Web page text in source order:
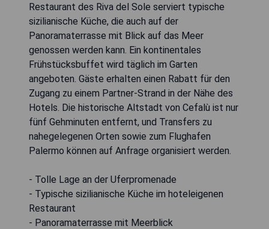
Restaurant des Riva del Sole serviert typische
sizilianische Küche, die auch auf der
Panoramaterrasse mit Blick auf das Meer
genossen werden kann. Ein kontinentales
Frühstücksbuffet wird täglich im Garten
angeboten. Gäste erhalten einen Rabatt für den
Zugang zu einem Partner-Strand in der Nähe des
Hotels. Die historische Altstadt von Cefalù ist nur
fünf Gehminuten entfernt, und Transfers zu
nahegelegenen Orten sowie zum Flughafen
Palermo können auf Anfrage organisiert werden.
- Tolle Lage an der Uferpromenade
- Typische sizilianische Küche im hoteleigenen
Restaurant
- Panoramaterrasse mit Meerblick